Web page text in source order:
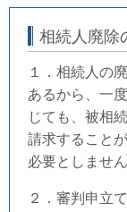
相続人廃除
１．相続人の
あるから、一
じても、被相
請求すること
必要としません
２．審判申立